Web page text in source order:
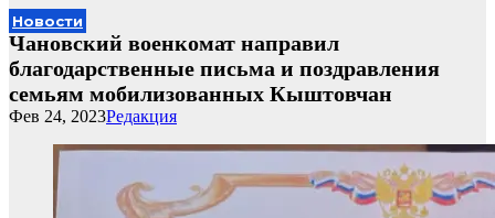
Новости
Чановский военкомат направил
благодарственные письма и поздравления
семьям мобилизованных Кыштовчан
Редакция
Фев 24, 2023